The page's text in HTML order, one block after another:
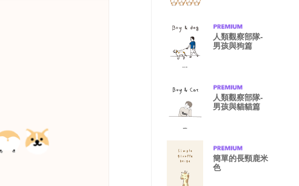
人類觀察部隊-
男孩與狗篇
人類觀察部隊-
男孩與貓貓篇
簡單的長頸鹿米
色